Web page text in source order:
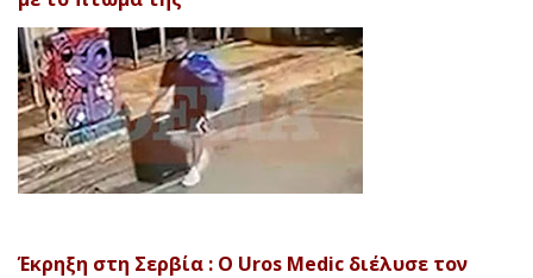
Έκρηξη στη Σερβία : Ο Uros Medic διέλυσε τον